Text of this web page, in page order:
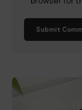
Submit
Ini Dia